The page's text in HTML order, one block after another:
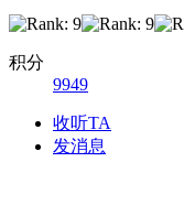
积分
9949
收听TA
发消息